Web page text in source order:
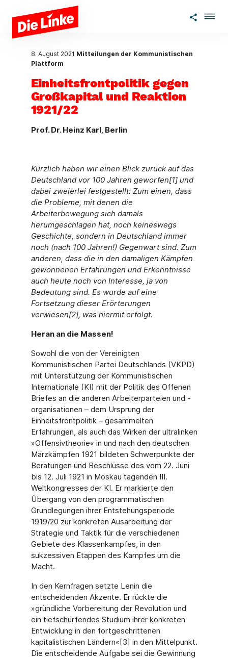
Zum Hauptinhalt springen
8. August 2021 Mitteilungen der Kommunistischen
Plattform
Einheitsfrontpolitik gegen
Großkapital und Reaktion
1921/22
Prof. Dr. Heinz Karl, Berlin
Kürzlich haben wir einen Blick zurück auf das
Deutschland vor 100 Jahren geworfen[1] und
dabei zweierlei festgestellt: Zum einen, dass
die Probleme, mit denen die
Arbeiterbewegung sich damals
herumgeschlagen hat, noch keineswegs
Geschichte, sondern in Deutschland immer
noch (nach 100 Jahren!) Gegenwart sind. Zum
anderen, dass die in den damaligen Kämpfen
gewonnenen Erfahrungen und Erkenntnisse
auch heute noch von Interesse, ja von
Bedeutung sind. Es wurde auf eine
Fortsetzung dieser Erörterungen
verwiesen[2], was hiermit erfolgt.
Heran an die Massen!
Sowohl die von der Vereinigten
Kommunistischen Partei Deutschlands (VKPD)
mit Unterstützung der Kommunistischen
Internationale (KI) mit der Politik des Offenen
Briefes an die anderen Arbeiterparteien und -
organisationen – dem Ursprung der
Einheitsfrontpolitik – gesammelten
Erfahrungen, als auch das Wirken der ultralinken
»Offensivtheorie« in und nach den deutschen
Märzkämpfen 1921 bildeten Schwerpunkte der
Beratungen und Beschlüsse des vom 22. Juni
bis 12. Juli 1921 in Moskau tagenden III.
Weltkongresses der KI. Er markierte den
Übergang von den programmatischen
Grundlegungen ihrer Entstehungsperiode
1919/20 zur konkreten Ausarbeitung der
Strategie und Taktik für die verschiedenen
Gebiete des Klassenkampfes, in den
sukzessiven Etappen des Kampfes um die
Macht.
In den Kernfragen setzte Lenin die
entscheidenden Akzente. Er rückte die
»gründliche Vorbereitung der Revolution und
ein tiefschürfendes Studium ihrer konkreten
Entwicklung in den fortgeschrittenen
kapitalistischen Ländern«[3] in den Mittelpunkt.
Die entscheidende Aufgabe sei die Gewinnung